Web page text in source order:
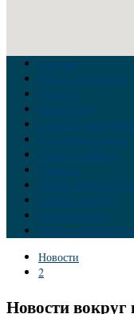
Главная
Война на Украине
Новости
Аналитика
Тайны Геополитики
Российские элиты
Теория заговора
Украина
Новый Мировой
Тайны истории
Обратная связь
Правила
Новости
2
Новости